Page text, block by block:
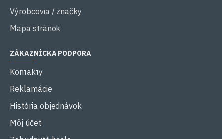
Výrobcovia / značky
Mapa stránok
ZÁKAZNÍCKA PODPORA
Kontakty
Reklamácie
História objednávok
Môj účet